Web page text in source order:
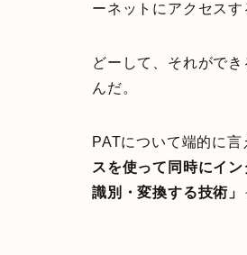
ーネットにアクセスす
どーして、それがで
んだ。
PATについて端的に言
スを使って同時にイ
識別・変換する技術」